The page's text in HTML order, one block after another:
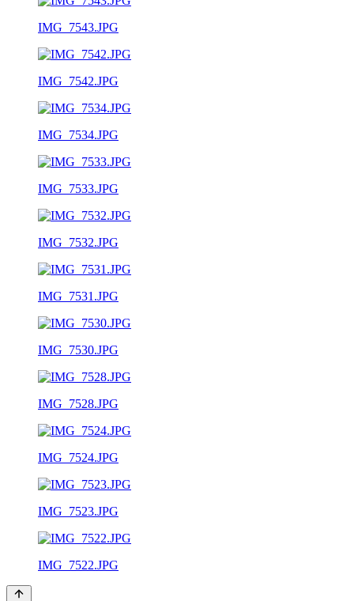
IMG_7543.JPG
IMG_7542.JPG
IMG_7534.JPG
IMG_7533.JPG
IMG_7532.JPG
IMG_7531.JPG
IMG_7530.JPG
IMG_7528.JPG
IMG_7524.JPG
IMG_7523.JPG
IMG_7522.JPG